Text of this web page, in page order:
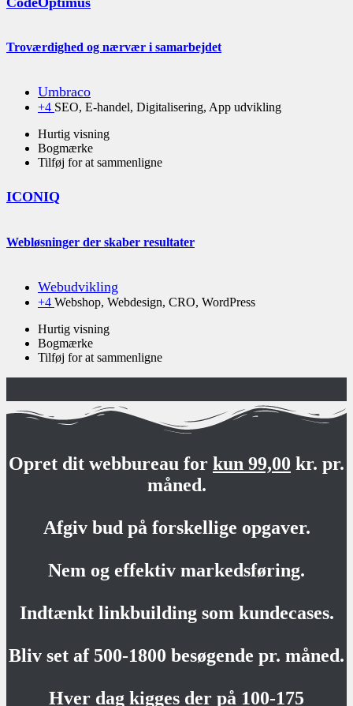
Troværdighed og nærvær i samarbejdet
Umbraco
+4 SEO, E-handel, Digitalisering, App udvikling
Hurtig visning
Bogmærke
Tilføj for at sammenligne
ICONIQ
Webløsninger der skaber resultater
Webudvikling
+4 Webshop, Webdesign, CRO, WordPress
Hurtig visning
Bogmærke
Tilføj for at sammenligne
Opret dit webbureau for kun 99,00 kr. pr.
måned.
Afgiv bud på forskellige opgaver.
Nem og effektiv markedsføring.
Indtænkt linkbuilding som kundecases.
Bliv set af 500-1800 besøgende pr. måned.
Hver dag kigges der på 100-175